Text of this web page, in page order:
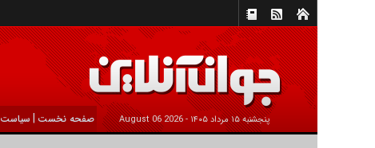
پنجشنبه ۱۵ مرداد ۱۴۰۵ - 2026 August 06 صفحه نخست | سیاست